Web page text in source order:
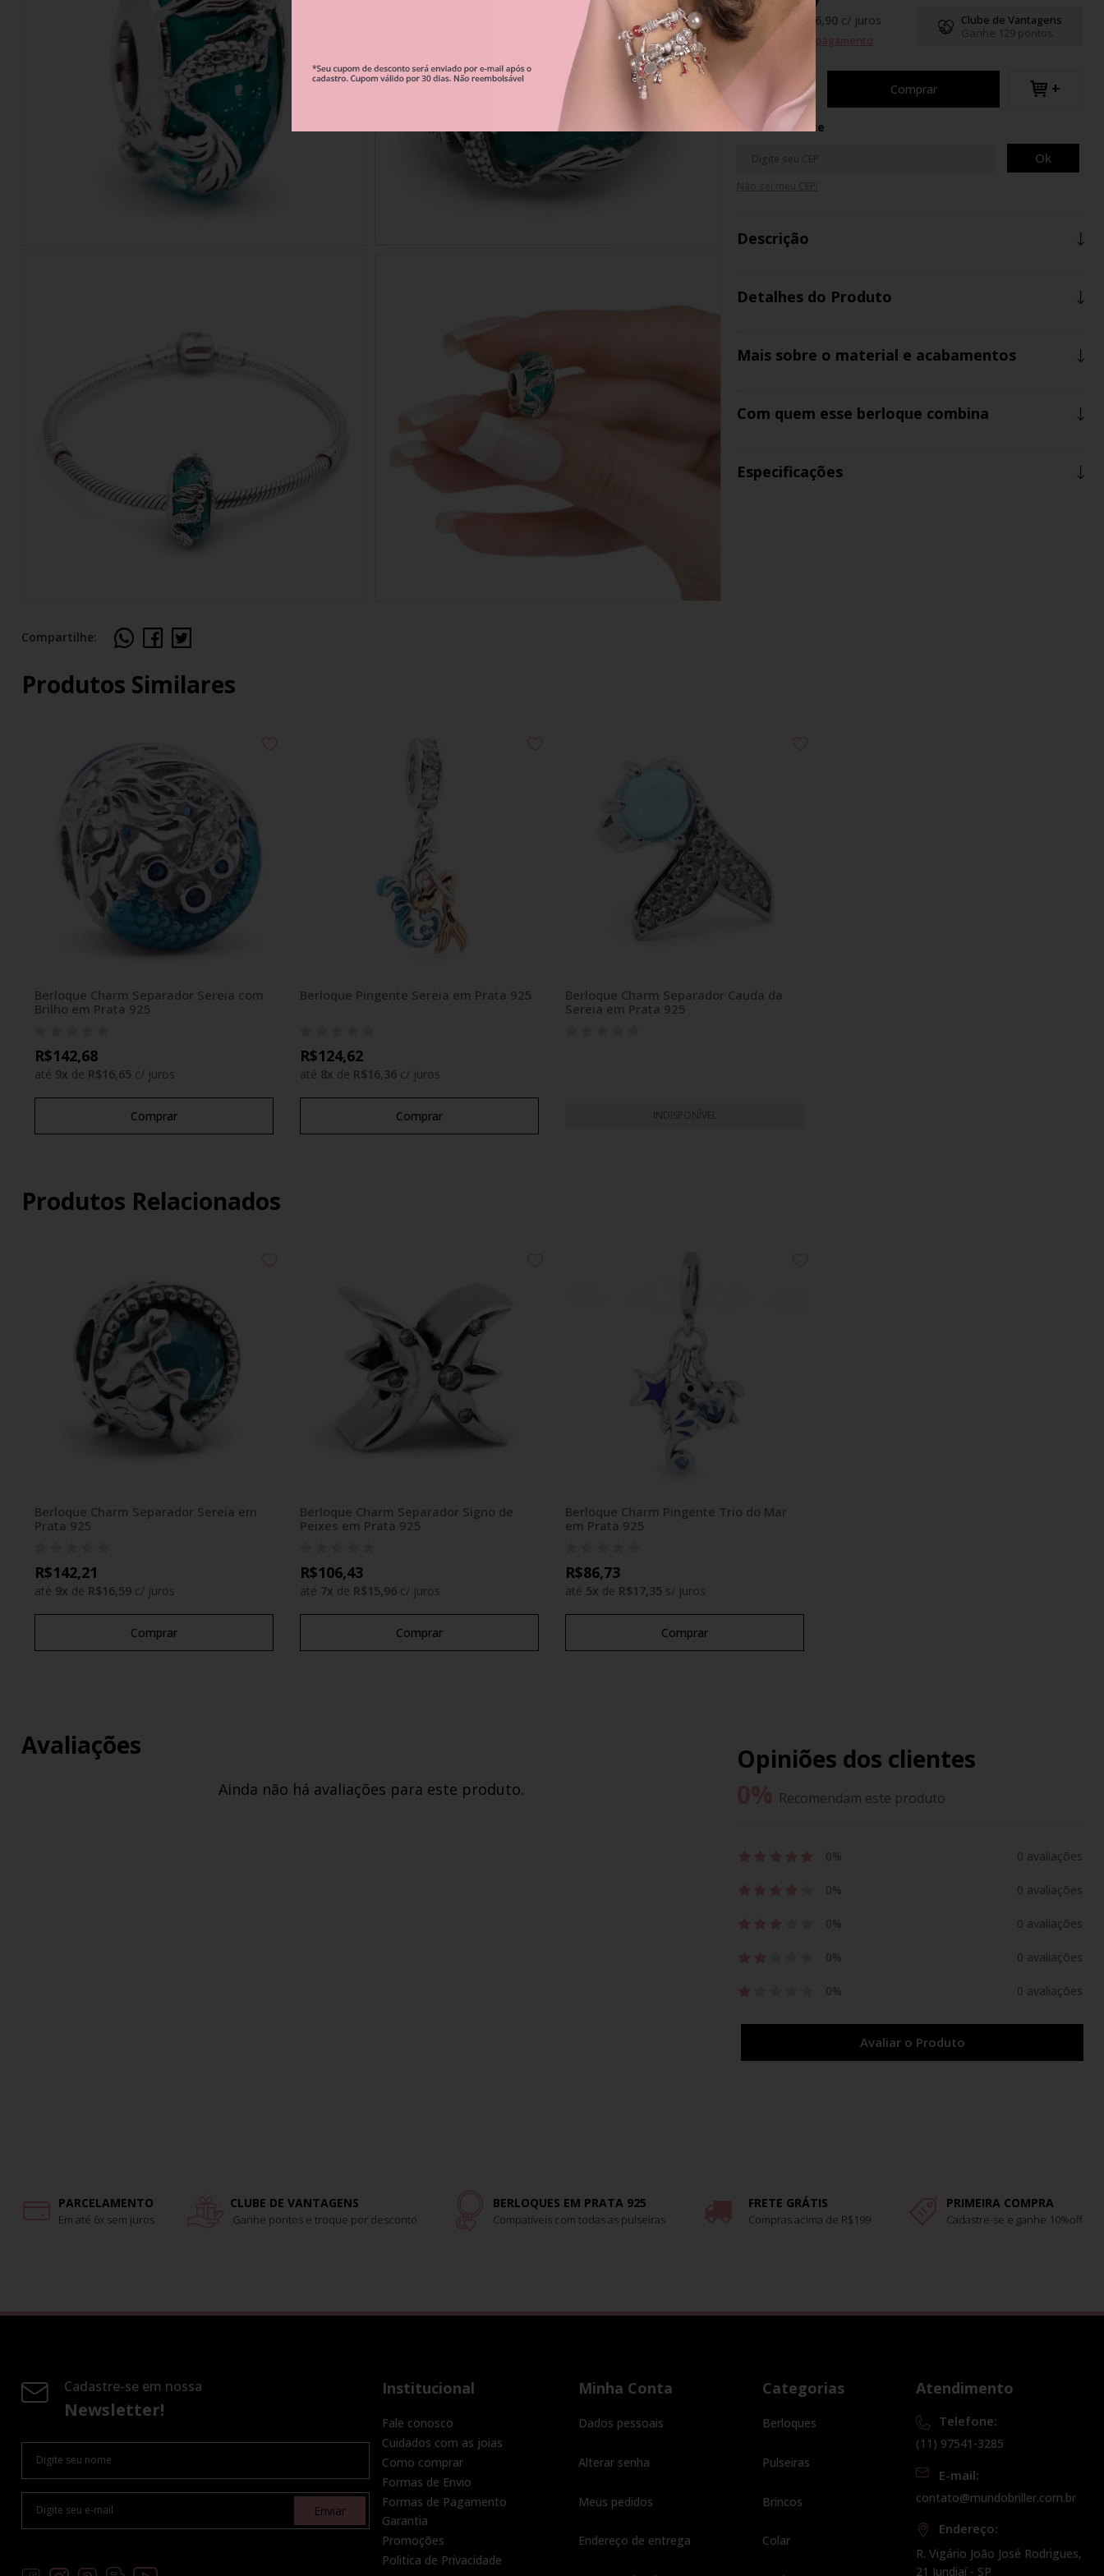
Berloque Esportes e Hobbies Berloque Viagem
Berloque Verão
Compartilhe:
Clube de Vantagens
Ganhe 129 pontos
até de R$ 16,90 c/ juros
Formas de pagamento
Comprar +
Calcule o Frete
Ok
Descrição
Detalhes do Produto
Mais sobre o material e acabamentos
Com quem esse berloque combina
Especificações
Produtos Similares
Berloque Charm Separador Sereia com
Brilho em Prata 925
R$142,68
até 9x de R$16,65 c/ juros
Comprar
Berloque Pingente Sereia em Prata 925
R$124,62
até 8x de R$16,36 c/ juros
Comprar
Berloque Charm Separador Cauda da
Sereia em Prata 925
INDISPONÍVEL
Produtos Relacionados
Berloque Charm Separador Sereia em
Prata 925
R$142,21
até 9x de R$16,59 c/ juros
Comprar
Berloque Charm Separador Signo de
Peixes em Prata 925
R$106,43
até 7x de R$15,96 c/ juros
Comprar
Berloque Charm Pingente Trio do Mar
em Prata 925
R$86,73
até 5x de R$17,35 s/ juros
Comprar
Avaliações
Ainda não há avaliações para este produto.
Opiniões dos clientes
Recomendam este produto
0% 0 avaliações
0% 0 avaliações
0% 0 avaliações
0% 0 avaliações
0% 0 avaliações
Avaliar o Produto
PARCELAMENTO
Em até 6x sem juros
CLUBE DE VANTAGENS
Ganhe pontos e troque por desconto
BERLOQUES EM PRATA 925
Compatíveis com todas as pulseiras
FRETE GRÁTIS
Compras acima de R$199
PRIMEIRA COMPRA
Cadastre-se e ganhe 10%off
Cadastre-se em nossa
Newsletter!
Enviar
Institucional
Fale conosco
Cuidados com as joias
Como comprar
Formas de Envio
Formas de Pagamento
Garantia
Promoções
Politica de Privacidade
Minha Conta
Dados pessoais
Alterar senha
Meus pedidos
Endereço de entrega
Categorias
Berloques
Pulseiras
Brincos
Colar
Atendimento
Telefone:
(11) 97541-3285
E-mail:
contato@mundobriller.com.br
Endereço:
R. Vigário João José Rodrigues,
21 Jundiaí - SP